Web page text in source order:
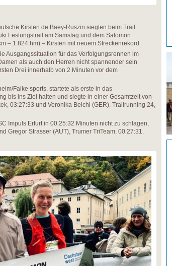
Kirsten de Baey-Ruszin siegten beim Trail
Festungstrail am Samstag und dem Salomon
– 1.824 hm) – Kirsten mit neuem Streckenrekord.
Ausgangssituation für das Verfolgungsrennen im
als auch den Herren nicht spannender sein
Drei innerhalb von 2 Minuten vor dem
Falke sports, startete als erste in das
bis ins Ziel halten und siegte in einer Gesamtzeit von
03:27:33 und Veronika Beichl (GER), Trailrunning 24,
Impuls Erfurt in 00:25:32 Minuten nicht zu schlagen,
Gregor Strasser (AUT), Trumer TriTeam, 00:27:31.